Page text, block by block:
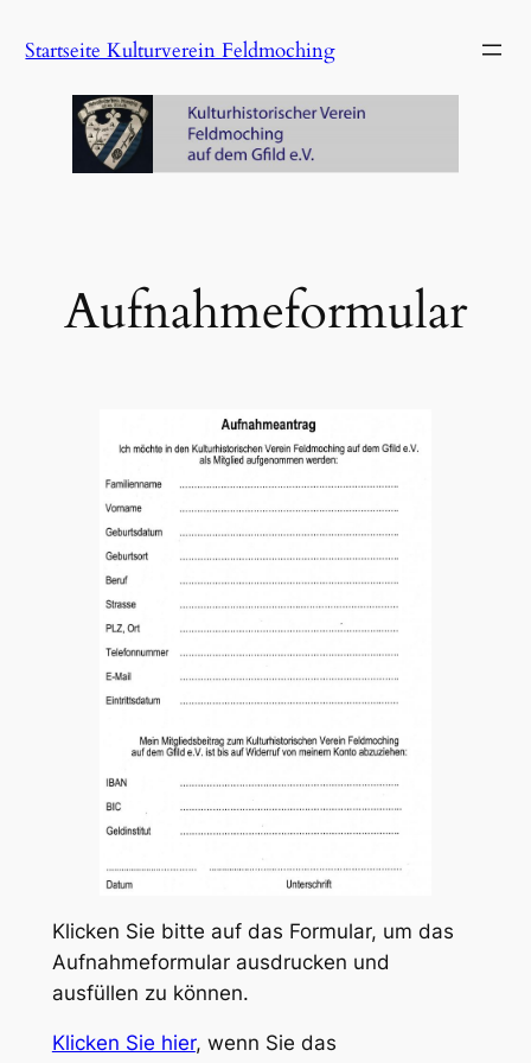
Inhalt
Startseite Kulturverein Feldmoching
Aufnahmeformular
Klicken Sie bitte auf das Formular, um das
Aufnahmeformular ausdrucken und
ausfüllen zu können.
Klicken Sie hier, wenn Sie das